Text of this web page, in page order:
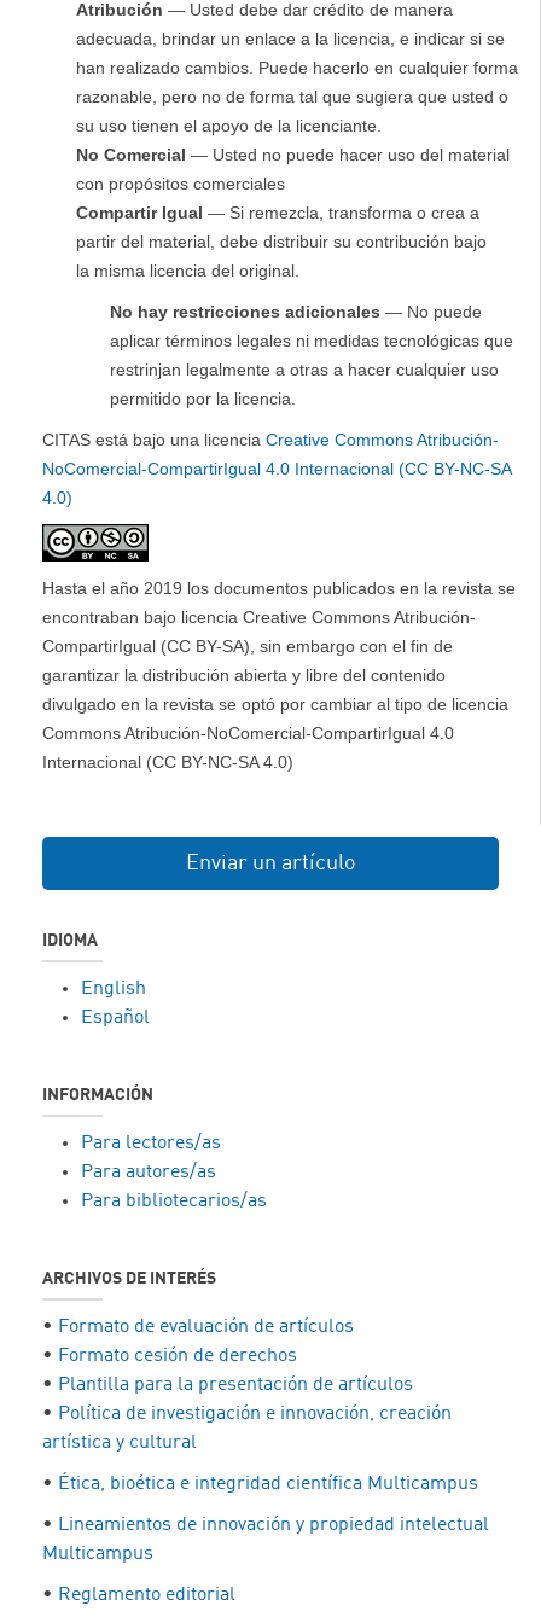
Atribución — Usted debe dar crédito de manera
adecuada, brindar un enlace a la licencia, e indicar si se
han realizado cambios. Puede hacerlo en cualquier forma
razonable, pero no de forma tal que sugiera que usted o
su uso tienen el apoyo de la licenciante.
No Comercial — Usted no puede hacer uso del material
con propósitos comerciales
Compartir Igual — Si remezcla, transforma o crea a
partir del material, debe distribuir su contribución bajo
la misma licencia del original.
No hay restricciones adicionales — No puede
aplicar términos legales ni medidas tecnológicas que
restrinjan legalmente a otras a hacer cualquier uso
permitido por la licencia.
CITAS está bajo una licencia Creative Commons Atribución-
NoComercial-CompartirIgual 4.0 Internacional (CC BY-NC-SA
4.0)
Hasta el año 2019 los documentos publicados en la revista se
encontraban bajo licencia Creative Commons Atribución-
CompartirIgual (CC BY-SA), sin embargo con el fin de
garantizar la distribución abierta y libre del contenido
divulgado en la revista se optó por cambiar al tipo de licencia
Commons Atribución-NoComercial-CompartirIgual 4.0
Internacional (CC BY-NC-SA 4.0)
Enviar un artículo
IDIOMA
English
Español
INFORMACIÓN
Para lectores/as
Para autores/as
Para bibliotecarios/as
ARCHIVOS DE INTERÉS
• Formato de evaluación de artículos
• Formato cesión de derechos
• Plantilla para la presentación de artículos
• Política de investigación e innovación, creación
artística y cultural
• Ética, bioética e integridad científica Multicampus
• Lineamientos de innovación y propiedad intelectual
Multicampus
• Reglamento editorial